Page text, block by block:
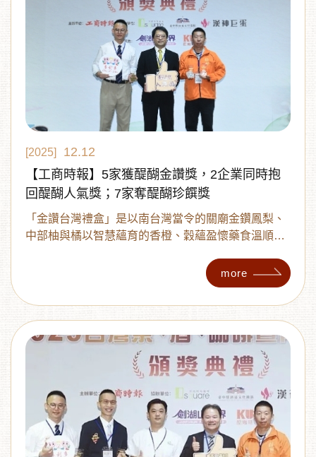
[2025]
12.12
【工商時報】5家獲醍醐金讚獎，2企業同時抱
回醍醐人氣獎；7家奪醍醐珍饌獎
「金讚台灣禮盒」是以南台灣當令的關廟金鑽鳳梨、
中部柚與橘以智慧蘊育的香橙、穀蘊盈懷藥食溫順的
烘焙結合創新的茗賞。品茗體驗由清漸平轉厚，起自
香橙的清、決明子的溫、青仁黑豆的厚與金鑽鳳梨的
熟香為濃厚底蘊納進台灣水果風采。全盒可回收再製
循環利用。
more